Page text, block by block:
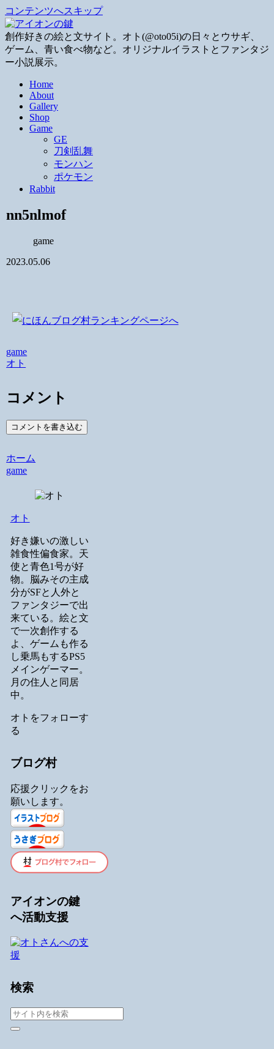
コンテンツへスキップ
創作好きの絵と文サイト。オト(@oto05i)の日々とウサギ、
ゲーム、青い食べ物など。オリジナルイラストとファンタジ
ー小説展示。
Home
About
Gallery
Shop
Game
GE
刀剣乱舞
モンハン
ポケモン
Rabbit
nn5nlmof
game
2023.05.06
game
オト
コメント
コメントを書き込む
ホーム
game
オト
好き嫌いの激しい
雑食性偏食家。天
使と青色1号が好
物。脳みその主成
分がSFと人外と
ファンタジーで出
来ている。絵と文
で一次創作する
よ、ゲームも作る
し乗馬もするPS5
メインゲーマー。
月の住人と同居
中。
オトをフォローす
る
ブログ村
応援クリックをお
願いします。
アイオンの鍵
へ活動支援
検索